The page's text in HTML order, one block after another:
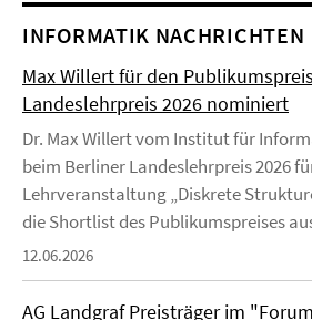
INFORMATIK NACHRICHTEN
Max Willert für den
Landeslehrpreis 2026 nominiert
Dr. Max Willert vom Institut für
beim Berliner Landeslehrpreis 2026
Lehrveranstaltung „Diskrete
die Shortlist des Publikumspreises
12.06.2026
AG Landgraf Preisträger im